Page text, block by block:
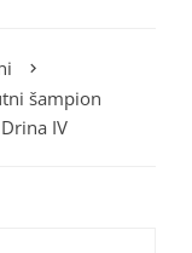
šampion
IV